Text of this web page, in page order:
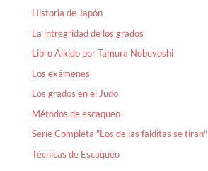
Historia de Japón
La intregridad de los grados
Libro Aikido por Tamura Nobuyoshi
Los exámenes
Los grados en el Judo
Métodos de escaqueo
Serie Completa "Los de las falditas se tiran"
Técnicas de Escaqueo